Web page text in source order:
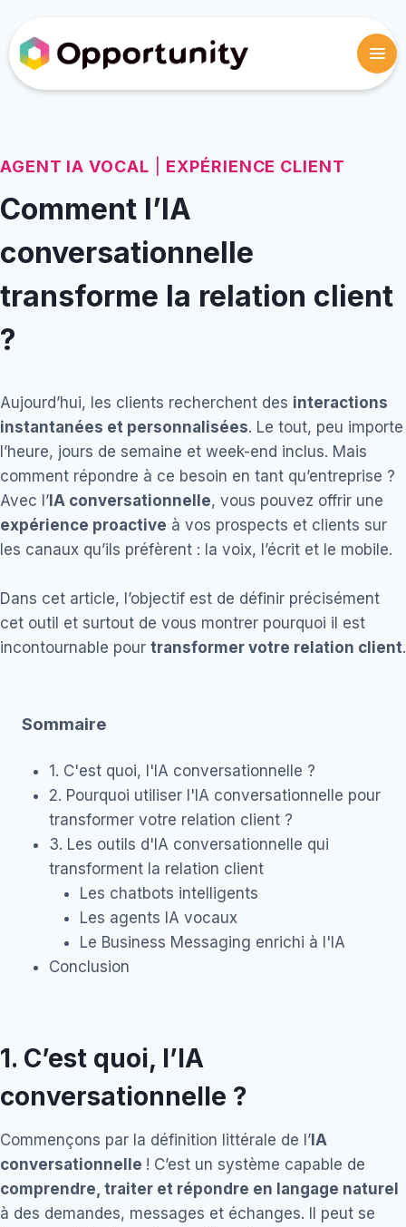
AGENT IA VOCAL EXPÉRIENCE CLIENT
Comment l’IA
conversationnelle
transforme la relation client
?
Aujourd’hui, les clients recherchent des interactions
instantanées et personnalisées. Le tout, peu importe
l’heure, jours de semaine et week-end inclus. Mais
comment répondre à ce besoin en tant qu’entreprise ?
Avec l’ IA conversationnelle, vous pouvez offrir une
expérience proactive à vos prospects et clients sur
les canaux qu’ils préfèrent : la voix, l’écrit et le mobile.
Dans cet article, l’objectif est de définir précisément
cet outil et surtout de vous montrer pourquoi il est
incontournable pour transformer votre relation client.
Sommaire
1. C'est quoi, l'IA conversationnelle ?
2. Pourquoi utiliser l'IA conversationnelle pour
transformer votre relation client ?
3. Les outils d'IA conversationnelle qui
transforment la relation client
Les chatbots intelligents
Les agents IA vocaux
Le Business Messaging enrichi à l'IA
Conclusion
1. C’est quoi, l’IA
conversationnelle ?
Commençons par la définition littérale de l’ IA
conversationnelle ! C’est un système capable de
comprendre, traiter et répondre en langage naturel
à des demandes, messages et échanges. Il peut se